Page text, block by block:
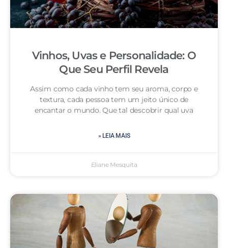
Vinhos, Uvas e Personalidade: O
Que Seu Perfil Revela
Assim como cada vinho tem seu aroma, corpo e
textura, cada pessoa tem um jeito único de
encantar o mundo. Que tal descobrir qual uva
» LEIA MAIS
Eliane Mesquita